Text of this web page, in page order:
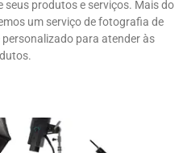
seus produtos e serviços. Mais do
um serviço de fotografia de
para atender às